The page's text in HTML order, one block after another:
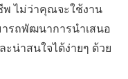
พ ไม่ว่าคุณจะใช้งาน
รถพัฒนาการนำเสนอ
น่าสนใจได้ง่ายๆ ด้วย